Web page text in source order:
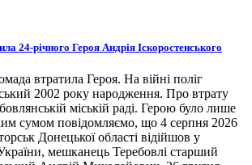
24-річного Героя Андрія Іскоростенського
втратила Героя. На війні поліг
2002 року народження. Про втрату
міській раді. Герою було лише
сумом повідомляємо, що 4 серпня 2026
Донецької області відійшов у
мешканець Теребовлі старший